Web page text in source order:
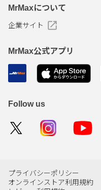
MrMaxについて
企業サイト
MrMax公式アプリ
Follow us
プライバシーポリシー
オンラインストア利用規約